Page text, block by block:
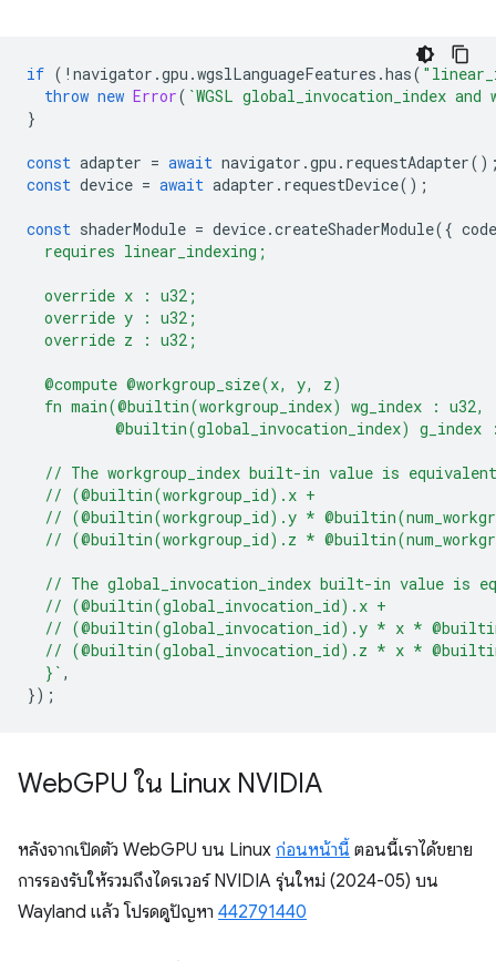
if ( ! navigator .gpu .wgslLanguageFeatures .has(
throw new Error( `WGSL global_invocation_index
}
const adapter = await navigator .gpu . requestAdapter
const device = await adapter . requestDevice();
const shaderModule = device.createShaderModule({ code
  requires linear_indexing;
  override x : u32;
  override y : u32;
  override z : u32;
  @compute @workgroup_size(x, y, z)
  fn main(@builtin(workgroup_index) wg_index : u32,
@builtin(global_invocation_index) g_index
// The workgroup_index built-in value is
  // (@builtin(workgroup_id).x +
// (@builtin(workgroup_id).y *
// (@builtin(workgroup_id).z *
// The global_invocation_index built-in value is
  // (@builtin(global_invocation_id).x +
// (@builtin(global_invocation_id).y * x *
// (@builtin(global_invocation_id).z * x *
  }`
,
});
WebGPU ใน Linux NVIDIA
หลังจากเปิดตัว WebGPU บน Linux ก่อนหน้านี้ ตอนนี้เราได้ขยาย
การรองรับให้รวมถึงไดรเวอร์ NVIDIA รุ่นใหม่ (2024-05) บน
Wayland แล้ว โปรดดูปัญหา 442791440